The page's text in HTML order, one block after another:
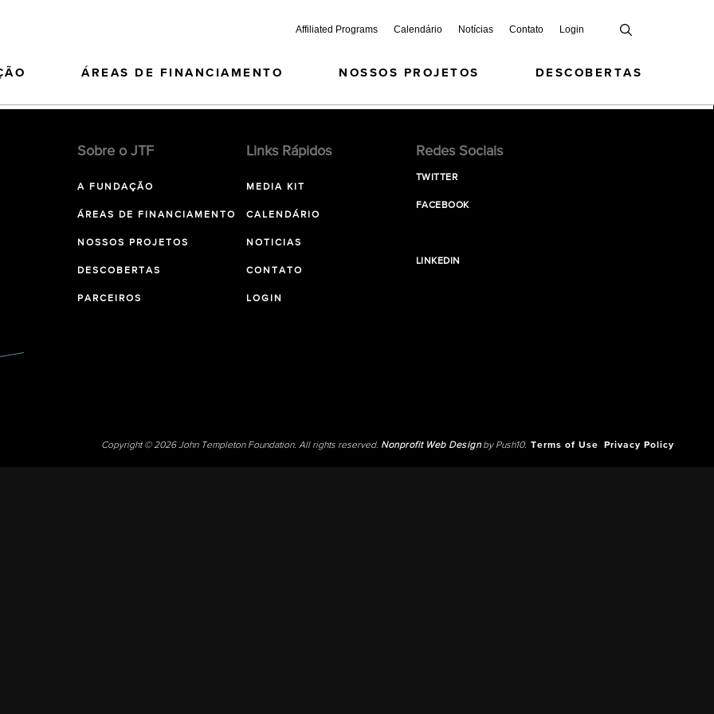
Affiliated Programs Calendário Notícias Contato Login
ÁREAS DE FINANCIAMENTO NOSSOS PROJETOS DESCOBERTAS
Sobre o JTF
A FUNDAÇÃO
ÁREAS DE FINANCIAMENTO
NOSSOS PROJETOS
DESCOBERTAS
PARCEIROS
Links Rápidos
MEDIA KIT
CALENDÁRIO
NOTICIAS
CONTATO
LOGIN
Redes Sociais
TWITTER
FACEBOOK
LINKEDIN
Copyright © 2026 John Templeton Foundation. All rights reserved. Nonprofit Web Designby Push10. Terms of Use Privacy Policy